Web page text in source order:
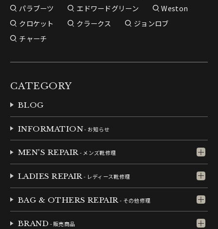
パラブーツ
エドワードグリーン
Weston
クロケット
クラークス
ジョンロブ
チャーチ
CATEGORY
BLOG
INFORMATION- お知らせ
MEN'S REPAIR- メンズ靴修理
LADIES REPAIR- レディース靴修理
BAG & OTHERS REPAIR - その他修理
BRAND - 販売商品